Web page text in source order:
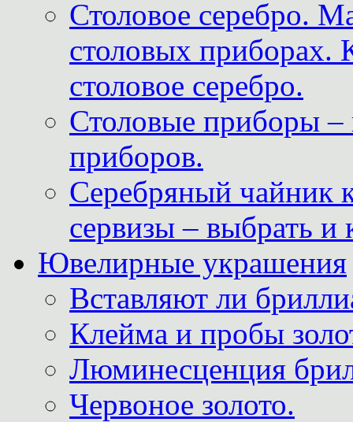
Столовое серебро.
столовых приборах.
столовое серебро.
Столовые приборы –
приборов.
Серебряный чайник
сервизы – выбрать и
Ювелирные украшения
Вставляют ли
Клейма и пробы
Люминесценция
Червоное золото.